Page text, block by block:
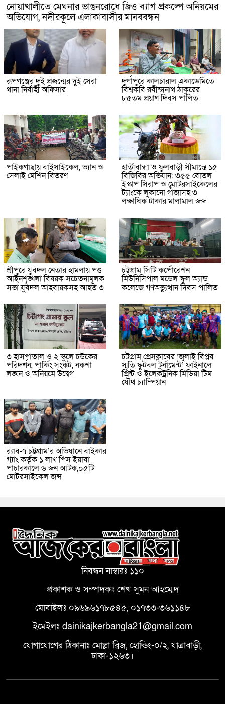
নোয়াখালীতে মেঘনার ভাঙনরোধে জিও ব্যাগ প্রকল্পে অনিয়মের
অভিযোগ, নদীরকূলে এলাকাবাসীর মানববন্ধন
রূপগঞ্জের দুই প্রজন্মের দুই সেরা
থানা নির্বাহী অফিসার
দুর্গাপুরে কালচারাল একাডেমিতে
বিশ্বকবি রবীন্দ্রনাথ ঠাকুরের
৮৫তম প্রয়াণ দিবস পালিত
পাইকগাছায় বাইসাইকেল, ভ্যান ও
সেলাই মেশিন বিতরণ
হাতীবান্ধা ও ফুলবাড়ী সীমান্তে ১৫
বিজিবির অভিযান: ৩৫৫ বোতল
ইস্কাপ সিরাপ ও মোটরসাইকেলের
ট্যাংকে লুকানো গাঁজাসহ ৩
লক্ষাধিক টাকার মালামাল জব্দ
শ্রীপুরে যুবদল নেতার হামলায় পণ্ড
আইনশৃঙ্খলা বিষয়ক সচেতনামূলক
সভা যুবদল আহবায়কসহ আহত ৩
চট্টগ্রাম সিটি কর্পোরেশন
মিউনিসিপাল মডেল স্কুল অ্যান্ড
কলেজে গণঅভ্যুত্থান দিবস পালিত
৩ হাসপাতাল ও ২ স্কুলে চউকের
পরিদর্শন, পার্কিং সংকট, নকশা
লঙ্ঘন ও অনিয়মে উদ্বেগ
চট্টগ্রাম প্রেসক্লাবের ‘জুলাই বিপ্লব
স্মৃতি ফুটবল টুর্নামেন্ট’ ফাইনালে
প্রিন্ট ও ইলেকট্রনিক মিডিয়া টিম
যৌথ চ্যাম্পিয়ান
র‌্যাব-৭ চট্টগ্রাম’র অভিযানে বাইকার
গ্যাং কর্তৃক ১ লাখ পিস ইয়াবা
পাচারকালে ৬ জন আটক,০৫টি
মোটরসাইকেল জব্দ
নিবন্ধন নাম্বারঃ ১১০
প্রকাশক ও সম্পাদকঃ শেখ সুমন আহম্মেদ
মোবাইলঃ ০৯৬৯৬১৭৮৫৪৫, ০১৭৩৩-৩৬১১৪৮
ইমেইলঃ dainikajkerbangla21@gmail.com
যোগাযোগের ঠিকানাঃ মোল্লা ব্রিজ, হোল্ডিং-০/২, যাত্রাবাড়ী,
ঢাকা-১২৬৩।